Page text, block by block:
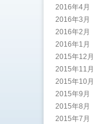
2016年4月
2016年3月
2016年2月
2016年1月
2015年12月
2015年11月
2015年10月
2015年9月
2015年8月
2015年7月